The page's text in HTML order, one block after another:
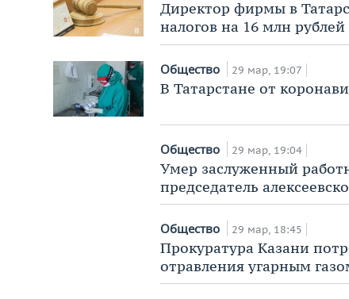
Директор фирмы в
налогов на 16 млн рублей
Общество 29 мар, 19:07
В Татарстане от
Общество 29 мар, 19:04
Умер заслуженный
председатель
Общество 29 мар, 18:45
Прокуратура Казани
отравления угарным